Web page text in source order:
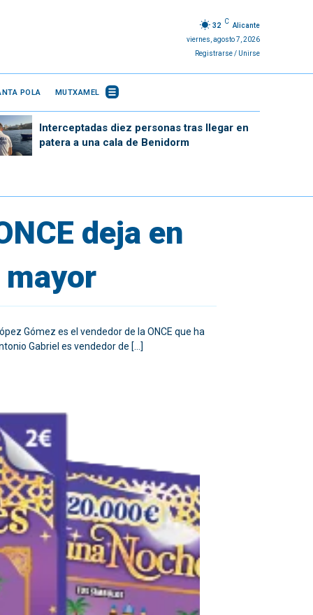
32
C
Alicante
viernes, agosto 7, 2026
Registrarse / Unirse
POLA MUTXAMEL
Interceptadas diez personas tras llegar en
patera a una cala de Benidorm
deja en
mayor
Gómez es el vendedor de la ONCE que ha
Gabriel es vendedor de […]